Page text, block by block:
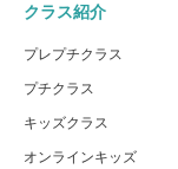
クラス紹介
プレプチクラス
プチクラス
キッズクラス
オンラインキッズ